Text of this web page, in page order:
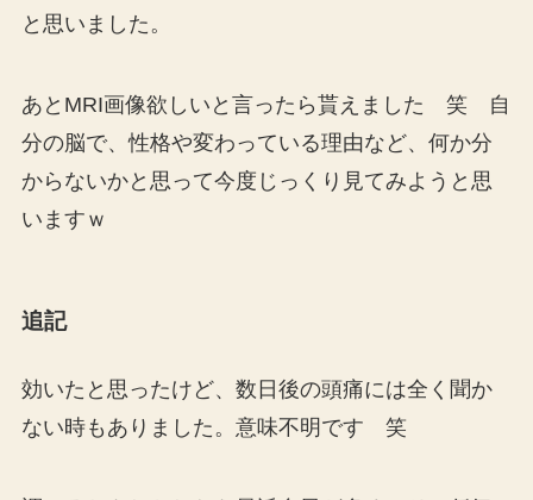
と思いました。
あとMRI画像欲しいと言ったら貰えました 笑 自
分の脳で、性格や変わっている理由など、何か分
からないかと思って今度じっくり見てみようと思
いますｗ
追記
効いたと思ったけど、数日後の頭痛には全く聞か
ない時もありました。意味不明です 笑